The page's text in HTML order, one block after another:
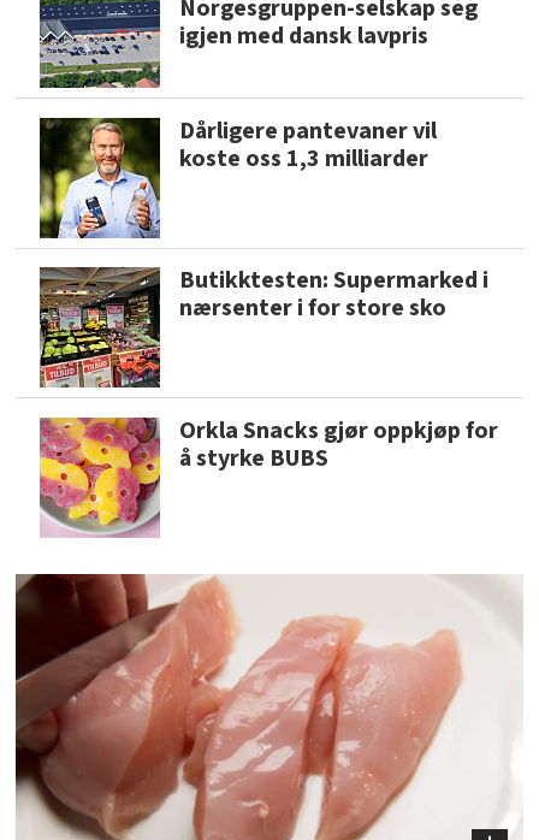
Norgesgruppen-selskap seg
igjen med dansk lavpris
Dårligere pantevaner vil
koste oss 1,3 milliarder
Butikktesten: Supermarked i
nærsenter i for store sko
Orkla Snacks gjør oppkjøp for
å styrke BUBS